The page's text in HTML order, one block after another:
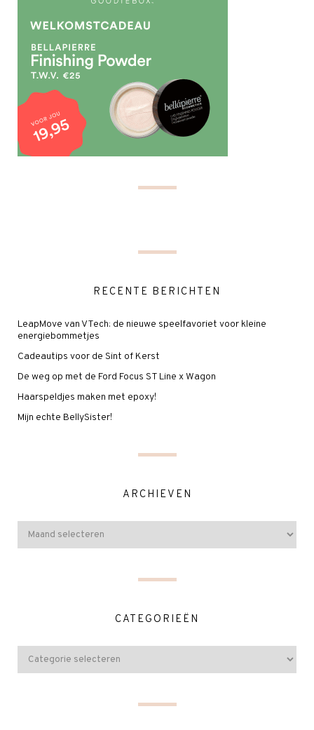
RECENTE BERICHTEN
LeapMove van VTech: de nieuwe speelfavoriet voor kleine
energiebommetjes
Cadeautips voor de Sint of Kerst
De weg op met de Ford Focus ST Line x Wagon
Haarspeldjes maken met epoxy!
Mijn echte BellySister!
ARCHIEVEN
CATEGORIEËN